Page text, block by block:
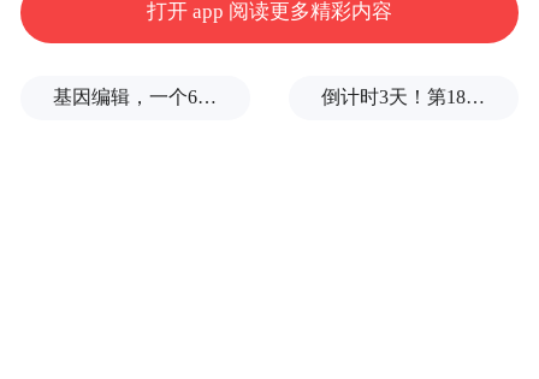
打开 app 阅读更多精彩内容
基因编辑，一个6岁女孩之死 倒计时3天！第18届影响世界华人盛典即将启幕